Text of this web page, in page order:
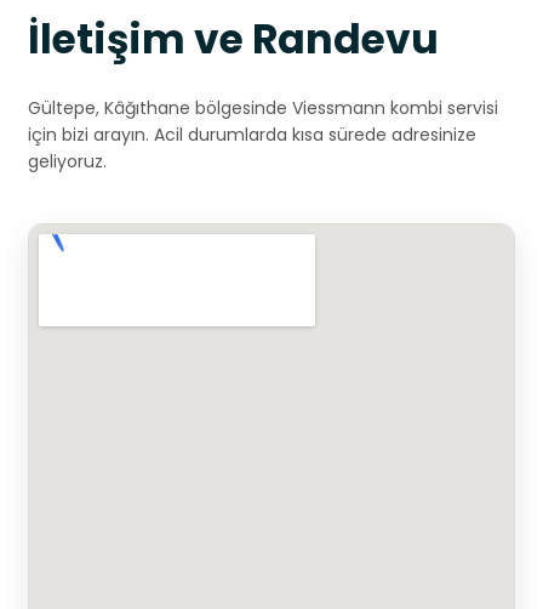
İletişim ve Randevu
Gültepe, Kâğıthane bölgesinde Viessmann kombi servisi
için bizi arayın. Acil durumlarda kısa sürede adresinize
geliyoruz.